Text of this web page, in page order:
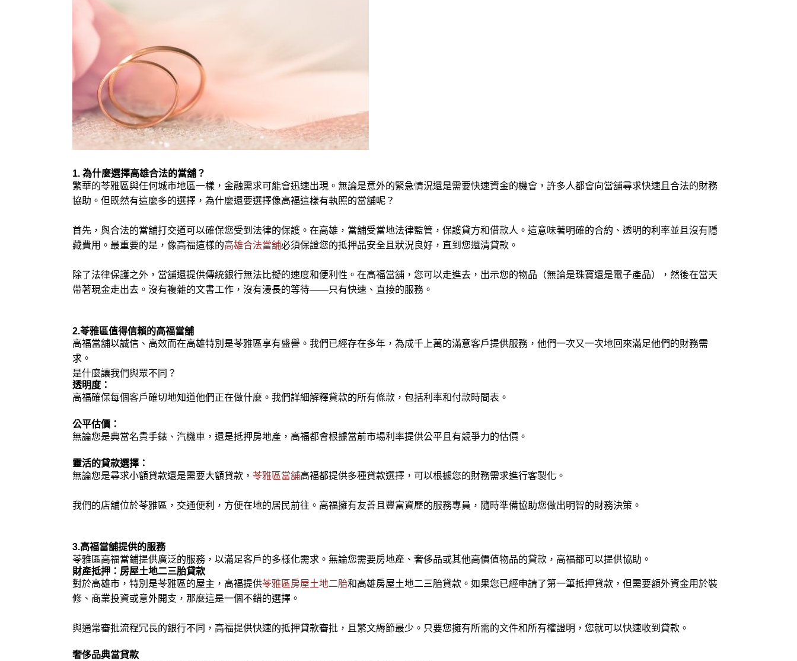
1. 為什麼選擇高雄合法的當舖？
繁華的苓雅區與任何城市地區一樣，金融需求可能會迅速出現。無論是意外的緊急情況還是需要快速資金的機會，許多人都會向當舖尋求快速且合法的財務
協助。但既然有這麼多的選擇，為什麼還要選擇像高福這樣有執照的當舖呢？
首先，與合法的當舖打交道可以確保您受到法律的保護。在高雄，當舖受當地法律監管，保護貸方和借款人。這意味著明確的合約、透明的利率並且沒有隱
藏費用。最重要的是，像高福這樣的高雄合法當舖必須保證您的抵押品安全且狀況良好，直到您還清貸款。
除了法律保護之外，當舖還提供傳統銀行無法比擬的速度和便利性。在高福當舖，您可以走進去，出示您的物品（無論是珠寶還是電子產品），然後在當天
帶著現金走出去。沒有複雜的文書工作，沒有漫長的等待——只有快速、直接的服務。
2.苓雅區值得信賴的高福當舖
高福當舖以誠信、高效而在高雄特別是苓雅區享有盛譽。我們已經存在多年，為成千上萬的滿意客戶提供服務，他們一次又一次地回來滿足他們的財務需
求。
是什麼讓我們與眾不同？
透明度：
高福確保每個客戶確切地知道他們正在做什麼。我們詳細解釋貸款的所有條款，包括利率和付款時間表。
公平估價：
無論您是典當名貴手錶、汽機車，還是抵押房地產，高福都會根據當前市場利率提供公平且有競爭力的估價。
靈活的貸款選擇：
無論您是尋求小額貸款還是需要大額貸款， 苓雅區當舖高福都提供多種貸款選擇，可以根據您的財務需求進行客製化。
我們的店舖位於苓雅區，交通便利，方便在地的居民前往。高福擁有友善且豐富資歷的服務專員，隨時準備協助您做出明智的財務決策。
3.高福當舖提供的服務
苓雅區高福當鋪提供廣泛的服務，以滿足客戶的多樣化需求。無論您需要房地產、奢侈品或其他高價值物品的貸款，高福都可以提供協助。
財產抵押：房屋土地二三胎貸款
對於高雄市，特別是苓雅區的屋主，高福提供苓雅區房屋土地二胎和高雄房屋土地二三胎貸款。如果您已經申請了第一筆抵押貸款，但需要額外資金用於裝
修、商業投資或意外開支，那麼這是一個不錯的選擇。
與通常審批流程冗長的銀行不同，高福提供快速的抵押貸款審批，且繁文縟節最少。只要您擁有所需的文件和所有權證明，您就可以快速收到貸款。
奢侈品典當貸款